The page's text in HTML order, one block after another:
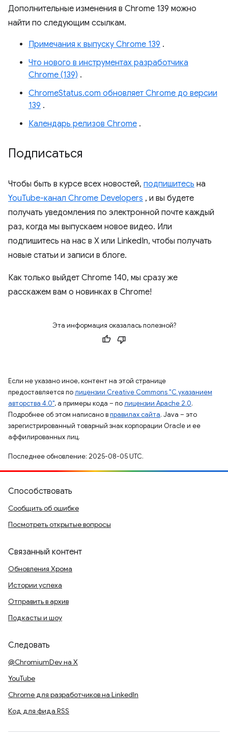
Дополнительные изменения в Chrome 139 можно
найти по следующим ссылкам.
Примечания к выпуску Chrome 139 .
Что нового в инструментах разработчика
Chrome (139) .
ChromeStatus.com обновляет Chrome до версии
139 .
Календарь релизов Chrome .
Подписаться
Чтобы быть в курсе всех новостей, подпишитесь на
YouTube-канал Chrome Developers , и вы будете
получать уведомления по электронной почте каждый
раз, когда мы выпускаем новое видео. Или
подпишитесь на нас в X или LinkedIn, чтобы получать
новые статьи и записи в блоге.
Как только выйдет Chrome 140, мы сразу же
расскажем вам о новинках в Chrome!
Эта информация оказалась полезной?
Если не указано иное, контент на этой странице
предоставляется полицензии Creative Commons "С указанием
авторства 4.0", а примеры кода – полицензии Apache 2.0.
Подробнее об этом написано вправилах сайта. Java – это
зарегистрированный товарный знак корпорации Oracle и ее
аффилированных лиц.
Последнее обновление: 2025-08-05 UTC.
Способствовать
Сообщить об ошибке
Посмотреть открытые вопросы
Связанный контент
Обновления Хрома
Истории успеха
Отправить в архив
Подкасты и шоу
Следовать
@ChromiumDev на X
YouTube
Chrome для разработчиков на LinkedIn
Код для фида RSS